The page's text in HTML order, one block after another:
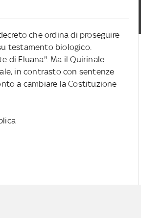
che ordina di proseguire
testamento biologico.
di Eluana". Ma il Quirinale
in contrasto con sentenze
a cambiare la Costituzione